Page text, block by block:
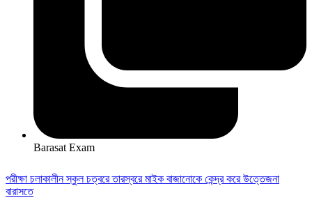
Barasat Exam
পরীক্ষা চলাকালীন স্কুল চত্বরে তারস্বরে মাইক বাজানোকে কেন্দ্র করে উত্তেজনা
বারাসতে